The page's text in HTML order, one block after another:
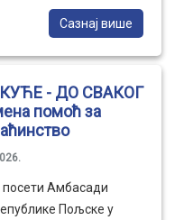
пружила је пуну
на располагање
превентивне
Трговиште је из
набавку два
Трговиште,
услови за рад
пружања
Сазнај више
КУЋЕ - ДО СВАКОГ
помоћ за
посети Амбасади
Пољске у